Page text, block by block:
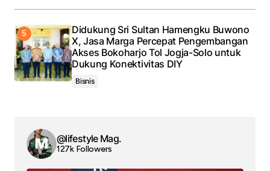
Didukung Sri Sultan Hamengku Buwono
X, Jasa Marga Percepat Pengembangan
Akses Bokoharjo Tol Jogja-Solo untuk
Dukung Konektivitas DIY
Bisnis
@lifestyle Mag.
127k Followers